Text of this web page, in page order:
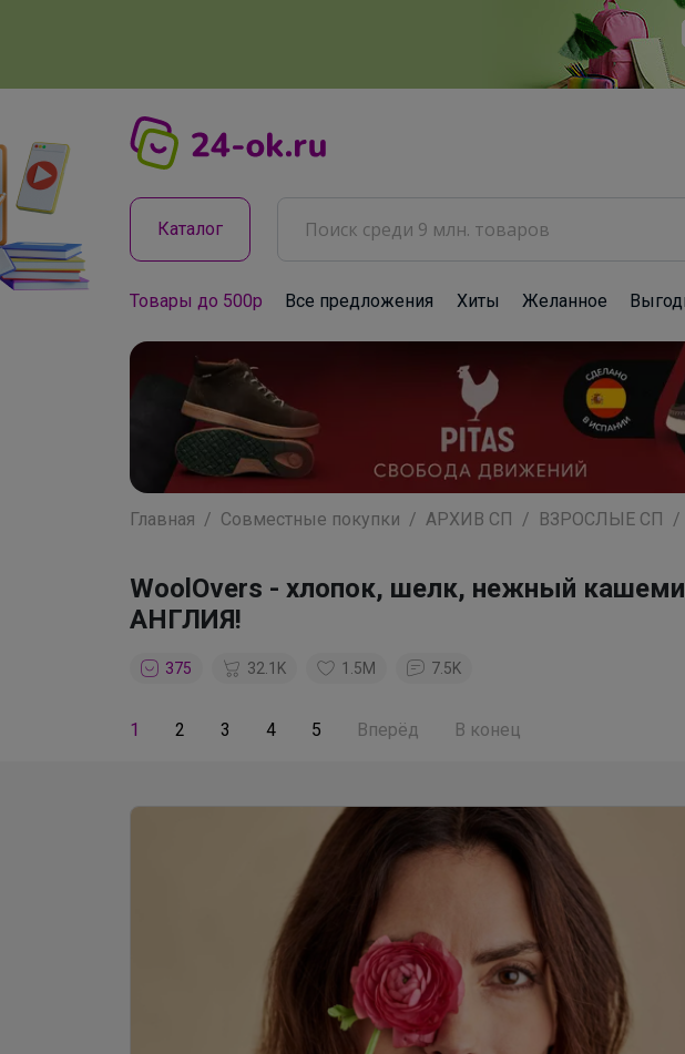
Каталог
Товары до 500р Все предложения Хиты Желанное
Главная Совместные покупки АРХИВ СП ВЗРОСЛЫЕ СП
WoolOvers - хлопок, шелк, нежный
АНГЛИЯ!
375 32.1K 1.5M 7.5K
1 2 3 4 5 Вперёд В конец